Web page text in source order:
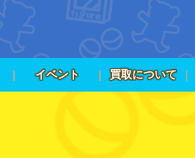
イベント 買取について